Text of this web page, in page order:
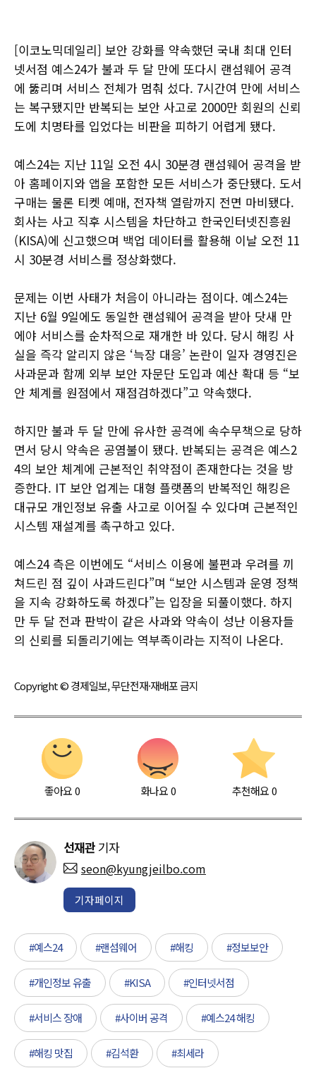
[이코노믹데일리] 보안 강화를 약속했던 국내 최대 인터
넷서점 예스24가 불과 두 달 만에 또다시 랜섬웨어 공격
에 뚫리며 서비스 전체가 멈춰 섰다. 7시간여 만에 서비스
는 복구됐지만 반복되는 보안 사고로 2000만 회원의 신뢰
도에 치명타를 입었다는 비판을 피하기 어렵게 됐다.
예스24는 지난 11일 오전 4시 30분경 랜섬웨어 공격을 받
아 홈페이지와 앱을 포함한 모든 서비스가 중단됐다. 도서
구매는 물론 티켓 예매, 전자책 열람까지 전면 마비됐다.
회사는 사고 직후 시스템을 차단하고 한국인터넷진흥원
(KISA)에 신고했으며 백업 데이터를 활용해 이날 오전 11
시 30분경 서비스를 정상화했다.
문제는 이번 사태가 처음이 아니라는 점이다. 예스24는
지난 6월 9일에도 동일한 랜섬웨어 공격을 받아 닷새 만
에야 서비스를 순차적으로 재개한 바 있다. 당시 해킹 사
실을 즉각 알리지 않은 ‘늑장 대응’ 논란이 일자 경영진은
사과문과 함께 외부 보안 자문단 도입과 예산 확대 등 “보
안 체계를 원점에서 재점검하겠다”고 약속했다.
하지만 불과 두 달 만에 유사한 공격에 속수무책으로 당하
면서 당시 약속은 공염불이 됐다. 반복되는 공격은 예스2
4의 보안 체계에 근본적인 취약점이 존재한다는 것을 방
증한다. IT 보안 업계는 대형 플랫폼의 반복적인 해킹은
대규모 개인정보 유출 사고로 이어질 수 있다며 근본적인
시스템 재설계를 촉구하고 있다.
예스24 측은 이번에도 “서비스 이용에 불편과 우려를 끼
쳐드린 점 깊이 사과드린다”며 “보안 시스템과 운영 정책
을 지속 강화하도록 하겠다”는 입장을 되풀이했다. 하지
만 두 달 전과 판박이 같은 사과와 약속이 성난 이용자들
의 신뢰를 되돌리기에는 역부족이라는 지적이 나온다.
Copyright © 경제일보, 무단전재·재배포 금지
좋아요0 화나요0 추천해요 0
선재관 기자
seon@kyungjeilbo.com
기자페이지
#예스24 #랜섬웨어 #해킹 #정보보안
#개인정보 유출 #KISA #인터넷서점
#서비스 장애 #사이버 공격 #예스24 해킹
#해킹 맛집 #김석환 #최세라